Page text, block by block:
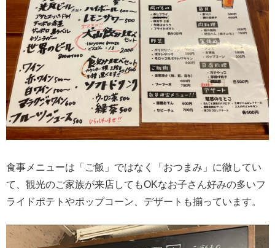
食事メニューは「ご飯」ではなく「おつまみ」に徹してい
て、観光のご家族が来店してもOKなお子さん好みの多いフ
ライドポテトやポップコーン、デザートも揃っています。